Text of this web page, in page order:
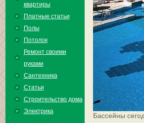
квартиры
Платные статьи
Полы
Потолок
Ремонт своими
руками
Сантехника
Статьи
Строительство дома
Электрика
Бассейны